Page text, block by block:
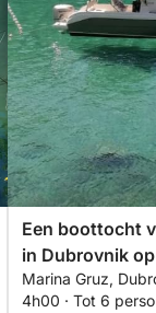
Een boottocht
in Dubrovnik
Marina Gruz,
4h00 · Tot 6